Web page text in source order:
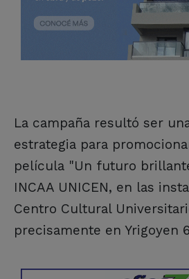
La campaña resultó ser
estrategia para
película "Un futuro
INCAA UNICEN, en las
Centro Cultural
precisamente en Yrigoyen